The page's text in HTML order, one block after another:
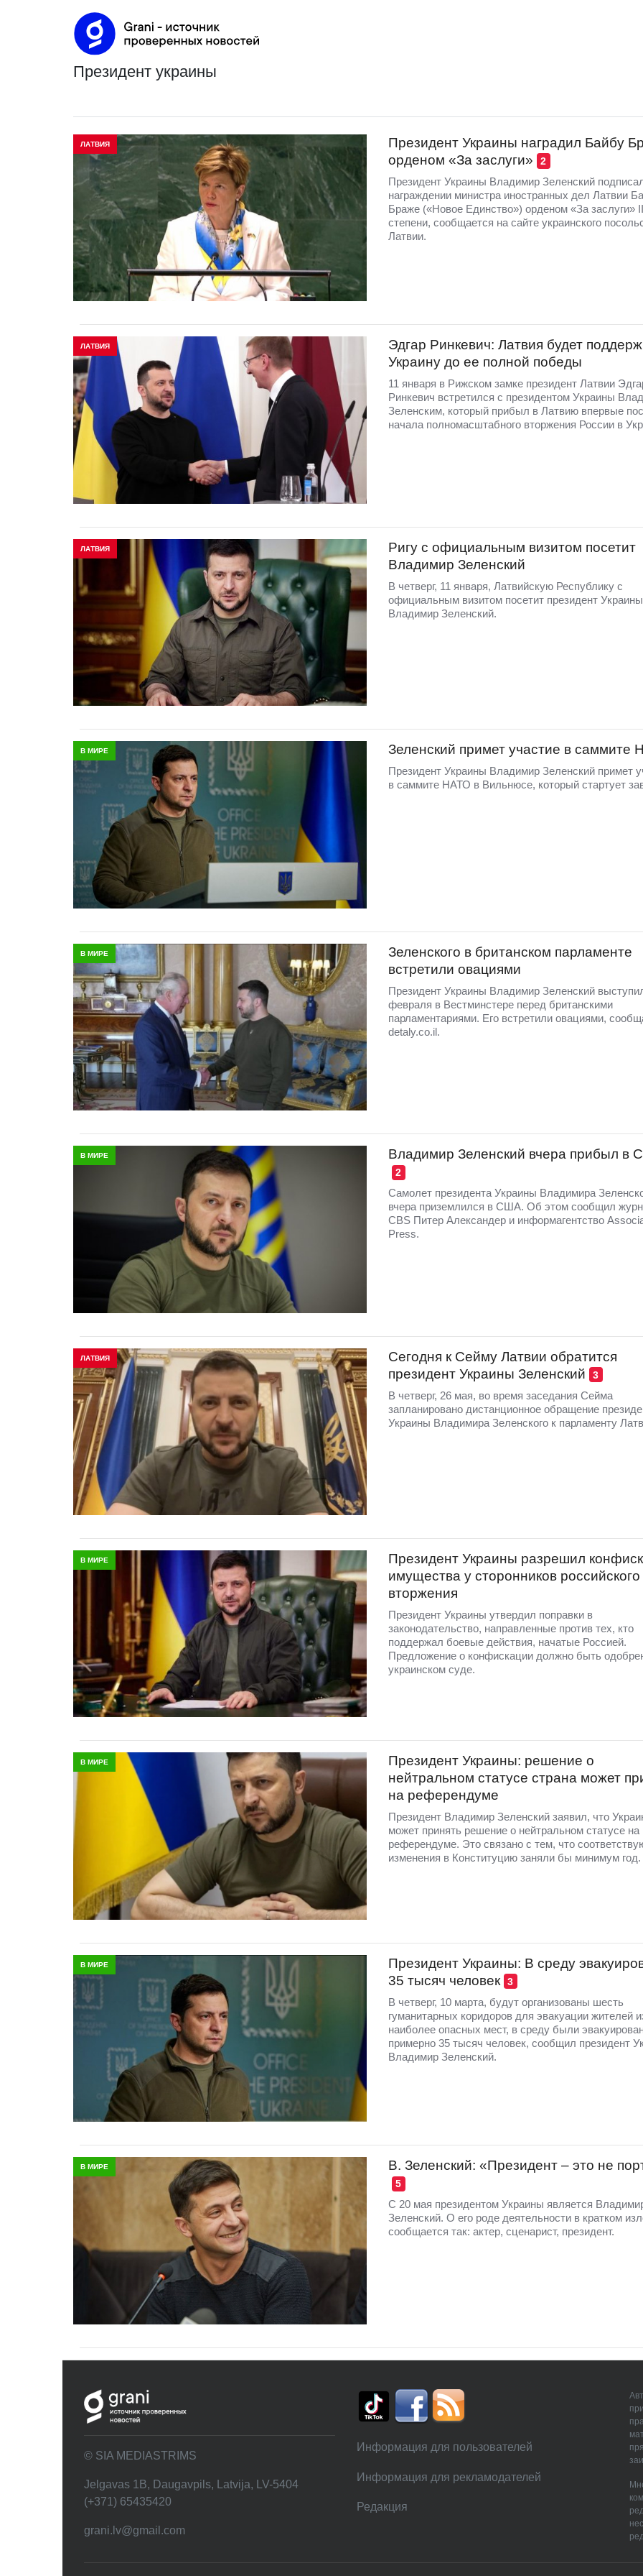
президент украины
ЛАТВИЯ
Президент Украины наградил Байбу
орденом «За заслуги»
2
Президент Украины Владимир Зеленский
награждении министра иностранных дел Латвии
Браже («Новое Единство») орденом «За заслуги» II
степени, сообщается на сайте украинского
Латвии.
ЛАТВИЯ
Эдгар Ринкевич: Латвия будет
Украину до ее полной победы
11 января в Рижском замке президент Латвии
Ринкевич встретился с президентом Украины
Зеленским, который прибыл в Латвию впервые
начала полномасштабного вторжения России в
ЛАТВИЯ
Ригу с официальным визитом посетит
Владимир Зеленский
В четверг, 11 января, Латвийскую Республику с
официальным визитом посетит президент Украины
Владимир Зеленский.
В МИРЕ Зеленский примет участие в саммите
Президент Украины Владимир Зеленский примет
в саммите НАТО в Вильнюсе, который стартует
В МИРЕ
Зеленского в британском парламенте
встретили овациями
Президент Украины Владимир Зеленский
февраля в Вестминстере перед британскими
парламентариями. Его встретили овациями,
detaly.co.il.
В МИРЕ Владимир Зеленский вчера прибыл в
2
Самолет президента Украины Владимира
вчера приземлился в США. Об этом сообщил
CBS Питер Александер и информагентство
Press.
ЛАТВИЯ
Сегодня к Сейму Латвии обратится
президент Украины Зеленский
3
В четверг, 26 мая, во время заседания Сейма
запланировано дистанционное обращение
Украины Владимира Зеленского к парламенту
В МИРЕ
Президент Украины разрешил
имущества у сторонников российского
вторжения
Президент Украины утвердил поправки в
законодательство, направленные против тех, кто
поддержал боевые действия, начатые Россией.
Предложение о конфискации должно быть
украинском суде.
В МИРЕ
Президент Украины: решение о
нейтральном статусе страна может
на референдуме
Президент Владимир Зеленский заявил, что
может принять решение о нейтральном статусе на
референдуме. Это связано с тем, что
изменения в Конституцию заняли бы минимум год.
В МИРЕ
Президент Украины: В среду
35 тысяч человек
3
В четверг, 10 марта, будут организованы шесть
гуманитарных коридоров для эвакуации жителей
наиболее опасных мест, в среду были
примерно 35 тысяч человек, сообщил президент
Владимир Зеленский.
В МИРЕ В. Зеленский: «Президент – это не
5
С 20 мая президентом Украины является
Зеленский. О его роде деятельности в кратком
сообщается так: актер, сценарист, президент.
© SIA MEDIASTRIMS
Jelgavas 1B, Daugavpils, Latvija, LV-5404
(+371) 65435420
grani.lv@gmail.com
Информация для пользователей
Информация для рекламодателей
Редакция